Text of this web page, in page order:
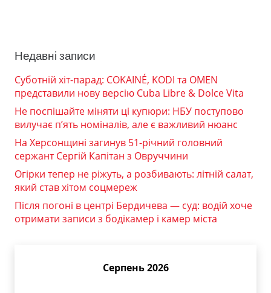
Недавні записи
Суботній хіт-парад: COKAINÉ, KODI та OMEN
представили нову версію Cuba Libre & Dolce Vita
Не поспішайте міняти ці купюри: НБУ поступово
вилучає п’ять номіналів, але є важливий нюанс
На Херсонщині загинув 51-річний головний
сержант Сергій Капітан з Овруччини
Огірки тепер не ріжуть, а розбивають: літній салат,
який став хітом соцмереж
Після погоні в центрі Бердичева — суд: водій хоче
отримати записи з бодікамер і камер міста
Серпень 2026